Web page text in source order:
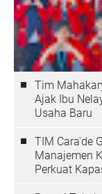
Tim
Ajak Ibu
Usaha Baru
TIM Cara'de
Manajemen
Perkuat